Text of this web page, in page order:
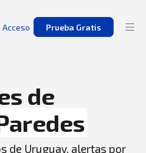
Acceso Prueba Gratis
de
de Uruguay, alertas por